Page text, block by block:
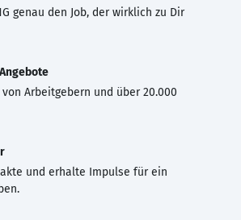
genau den Job, der wirklich zu Dir
Arbeitgebern und über 20.000
und erhalte Impulse für ein